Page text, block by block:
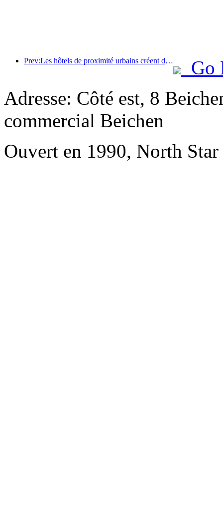
Prev:Les hôtels de proximité urbains créent des références de performance et favorisent le développement de l'industrie
Go
Adresse: Côté est, 8
commercial Beichen
Ouvert en 1990, North